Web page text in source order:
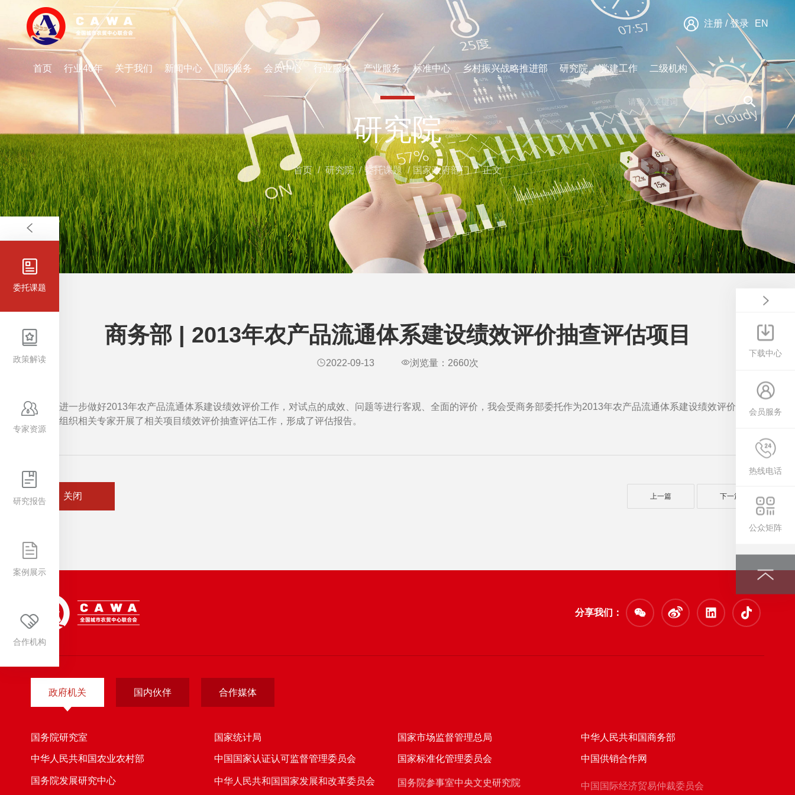
注册 / 登录 EN
首页 行业40年 关于我们 新闻中心 国际服务 会员中心 行业服务 产业服务 标准中心 乡村振兴战略推进部 研究院 党建工作 二级机构
研究院
首页 / 研究院 / 委托课题 / 国家政府部门 / 正文
商务部 | 2013年农产品流通体系建设绩效评价抽查评估项目
2022-09-13 浏览量： 2660次
为进一步做好2013年农产品流通体系建设绩效评价工作，对试点的成效、问题等进行客观、全面的评价，我会受商务部委托作为2013年农产品流通体系建设绩效评价的承办
单位，组织相关专家开展了相关项目绩效评价抽查评估工作，形成了评估报告。
关闭 上一篇 下一篇
分享我们：
政府机关 国内伙伴 合作媒体
国务院研究室 国家统计局 国家市场监督管理总局 中华人民共和国商务部
中华人民共和国农业农村部 中国国家认证认可监督管理委员会 国家标准化管理委员会 中国供销合作网
国务院发展研究中心 中华人民共和国国家发展和改革委员会 国务院参事室中央文史研究院 中国国际经济贸易仲裁委员会
委托课题
政策解读
专家资源
研究报告
案例展示
合作机构
下载中心
会员服务
热线电话
公众矩阵